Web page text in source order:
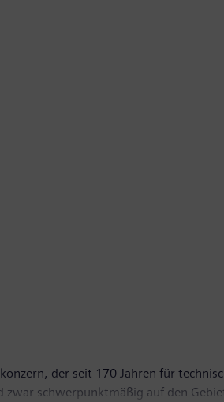
der seit 170 Jahren für
schwerpunktmäßig auf den